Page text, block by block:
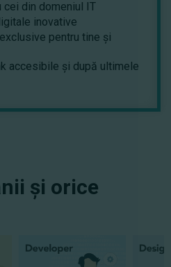
cei din domeniul IT
inovative
pentru tine și
accesibile și după ultimele
și orice